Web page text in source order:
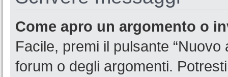
Come apro un argomento o
Facile, premi il pulsante
forum o degli argomenti.